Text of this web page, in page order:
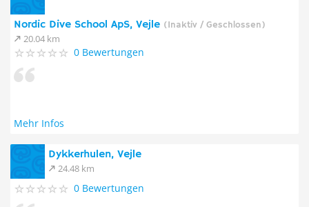
Nordic Dive School ApS, Vejle (Inaktiv / Geschlossen)
20.04 km
0 Bewertungen
Mehr Infos
Dykkerhulen, Vejle
24.48 km
0 Bewertungen